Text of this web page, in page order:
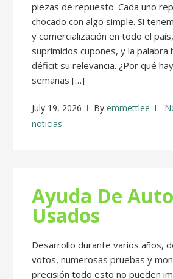
piezas de repuesto. Cada uno
chocado con algo simple. Si
y comercialización en todo el
suprimidos cupones, y la palabra
déficit su relevancia. ¿Por qué
semanas […]
July 19, 2026 Byemmettlee
noticias
Ayuda De
Usados
Desarrollo durante varios años,
votos, numerosas pruebas y
precisión todo esto no pueden